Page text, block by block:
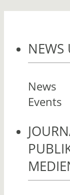
NEWS
News
Events